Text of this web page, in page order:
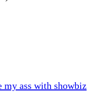
ass with showbiz